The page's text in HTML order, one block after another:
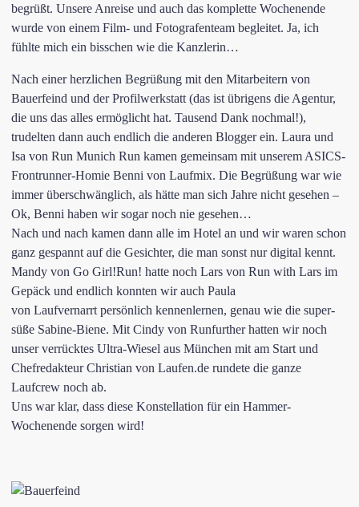
begrüßt. Unsere Anreise und auch das komplette Wochenende
wurde von einem Film- und Fotografenteam begleitet. Ja, ich
fühlte mich ein bisschen wie die Kanzlerin…
Nach einer herzlichen Begrüßung mit den Mitarbeitern von
Bauerfeind und derProfilwerkstatt (das ist übrigens die Agentur,
die uns das alles ermöglicht hat. Tausend Dank nochmal!),
trudelten dann auch endlich die anderen Blogger ein. Laura und
Isa von Run Munich Run kamen gemeinsam mit unserem ASICS-
Frontrunner-Homie Benni von Laufmix. Die Begrüßung war wie
immer überschwänglich, als hätte man sich Jahre nicht gesehen –
Ok, Benni haben wir sogar noch nie gesehen…
Nach und nach kamen dann alle im Hotel an und wir waren schon
ganz gespannt auf die Gesichter, die man sonst nur digital kennt.
Mandy von Go Girl!Run! hatte noch Lars von Run with Lars im
Gepäck und endlich konnten wir auch Paula
von Laufvernarrt persönlich kennenlernen, genau wie die super-
süße Sabine-Biene. Mit Cindy von Runfurtherhatten wir noch
unser verrücktes Ultra-Wiesel aus München mit am Start und
Chefredakteur Christian von Laufen.de rundete die ganze
Laufcrew noch ab.
Uns war klar, dass diese Konstellation für ein Hammer-
Wochenende sorgen wird!